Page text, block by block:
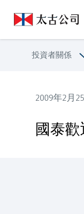
投資者關係
2009年2月
國泰